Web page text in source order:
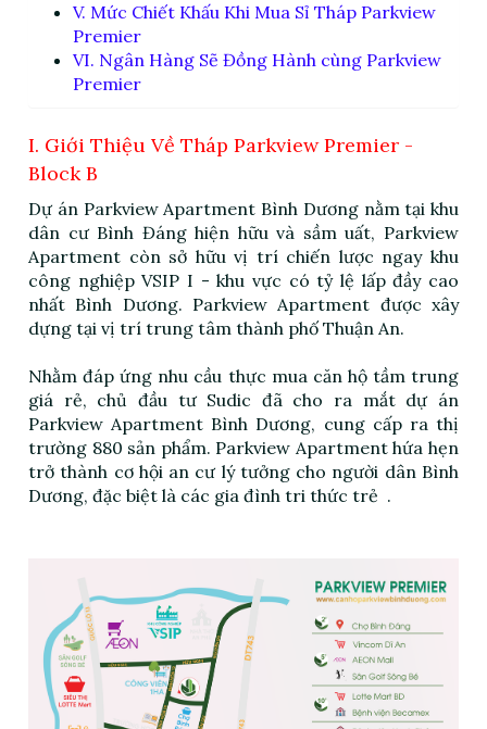
V. Mức Chiết Khấu Khi Mua Sỉ Tháp Parkview
Premier
VI. Ngân Hàng Sẽ Đồng Hành cùng Parkview
Premier
I. Giới Thiệu Về Tháp Parkview Premier -
Block B
Dự án Parkview Apartment Bình Dương nằm tại khu
dân cư Bình Đáng hiện hữu và sầm uất, Parkview
Apartment còn sở hữu vị trí chiến lược ngay khu
công nghiệp VSIP I - khu vực có tỷ lệ lấp đầy cao
nhất Bình Dương. Parkview Apartment được xây
dựng tại vị trí trung tâm thành phố Thuận An.
Nhằm đáp ứng nhu cầu thực mua căn hộ tầm trung
giá rẻ, chủ đầu tư Sudic đã cho ra mắt dự án
Parkview Apartment Bình Dương, cung cấp ra thị
trường 880 sản phẩm. Parkview Apartmenthứa hẹn
trở thành cơ hội an cư lý tưởng cho người dân Bình
Dương, đặc biệt là các gia đình tri thức trẻ .